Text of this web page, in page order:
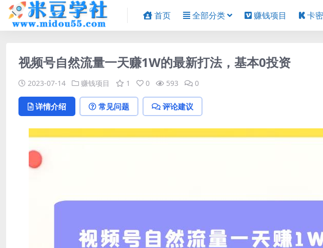
首页 全部分类 赚钱项目 卡
视频号自然流量一天赚1W的最新打法，基本0投资
2023-07-14 赚钱项目 1 0 593 0
详情介绍 常见问题 评论建议